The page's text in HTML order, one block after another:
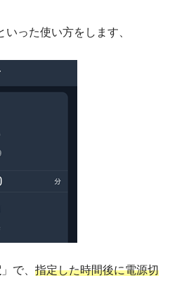
いった使い方をします、
」で、 指定した時間後に電源切